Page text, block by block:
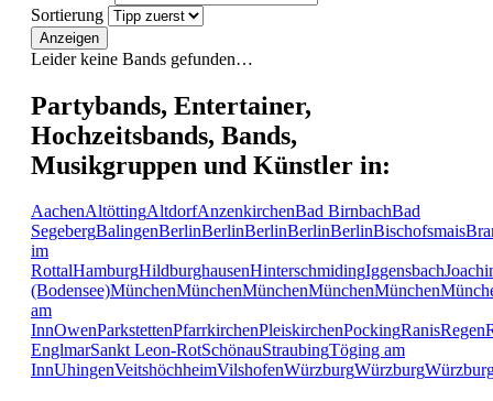
Sortierung
Anzeigen
Leider keine Bands gefunden…
Partybands, Entertainer,
Hochzeitsbands, Bands,
Musikgruppen und Künstler in:
AachenAltöttingAltdorfAnzenkirchenBad BirnbachBad
SegebergBalingenBerlinBerlinBerlinBerlinBerlinBischofsmais
im
RottalHamburgHildburghausenHinterschmidingIggensbach
(Bodensee)MünchenMünchenMünchenMünchenMünchen
am
InnOwenParkstettenPfarrkirchenPleiskirchenPockingRanisRegen
EnglmarSankt Leon-RotSchönauStraubingTöging am
InnUhingenVeitshöchheimVilshofenWürzburgWürzburg